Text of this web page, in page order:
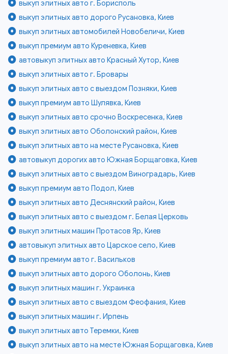
выкуп элитных авто г. Борисполь
выкуп элитных авто дорого Русановка, Киев
выкуп элитных автомобилей Новобеличи, Киев
выкуп премиум авто Куреневка, Киев
автовыкуп элитных авто Красный Хутор, Киев
выкуп элитных авто г. Бровары
выкуп элитных авто с выездом Позняки, Киев
выкуп премиум авто Шулявка, Киев
выкуп элитных авто срочно Воскресенка, Киев
выкуп элитных авто Оболонский район, Киев
выкуп элитных авто на месте Русановка, Киев
автовыкуп дорогих авто Южная Борщаговка, Киев
выкуп элитных авто с выездом Виноградарь, Киев
выкуп премиум авто Подол, Киев
выкуп элитных авто Деснянский район, Киев
выкуп элитных авто с выездом г. Белая Церковь
выкуп элитных машин Протасов Яр, Киев
автовыкуп элитных авто Царское село, Киев
выкуп премиум авто г. Васильков
выкуп элитных авто дорого Оболонь, Киев
выкуп элитных машин г. Украинка
выкуп элитных авто с выездом Феофания, Киев
выкуп элитных машин г. Ирпень
выкуп элитных авто Теремки, Киев
выкуп элитных авто на месте Южная Борщаговка, Киев